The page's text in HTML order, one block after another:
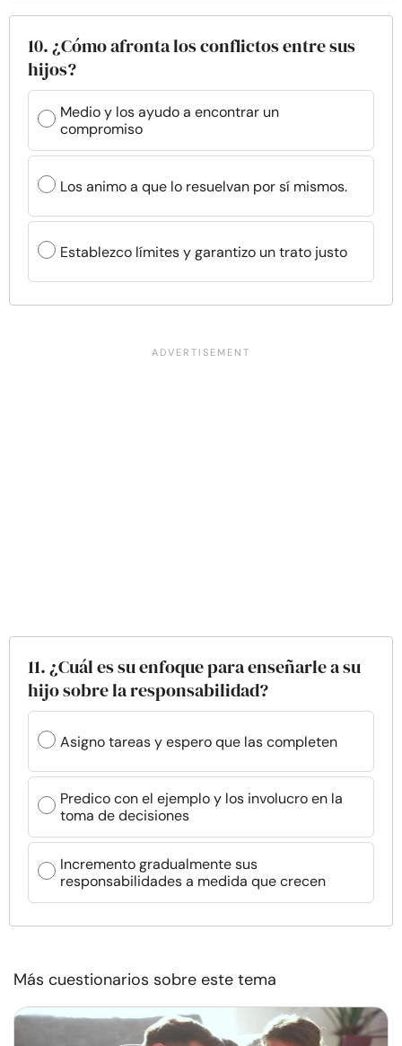
10. ¿Cómo afronta los conflictos entre sus
hijos?
Medio y los ayudo a encontrar un
compromiso
Los animo a que lo resuelvan por sí mismos.
Establezco límites y garantizo un trato justo
11. ¿Cuál es su enfoque para enseñarle a su
hijo sobre la responsabilidad?
Asigno tareas y espero que las completen
Predico con el ejemplo y los involucro en la
toma de decisiones
Incremento gradualmente sus
responsabilidades a medida que crecen
Más cuestionarios sobre este tema